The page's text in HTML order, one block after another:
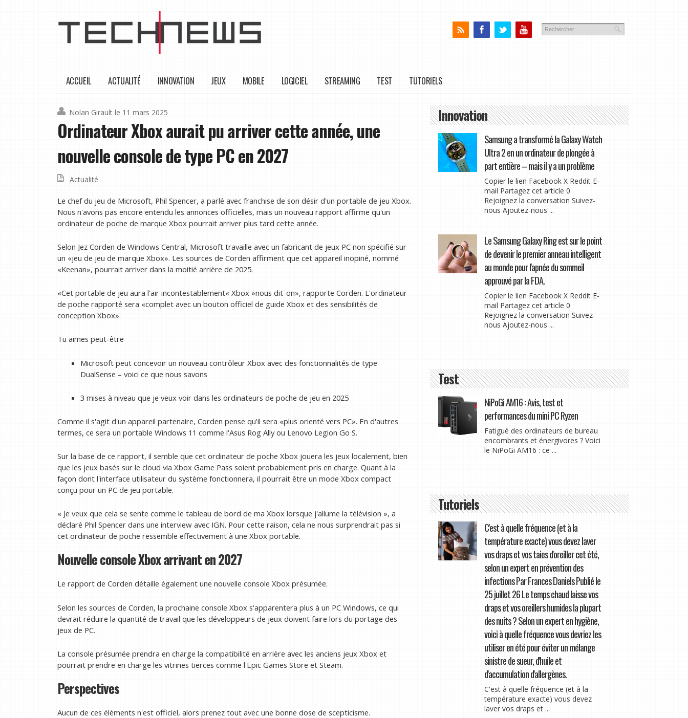
ACCUEIL ACTUALITÉ INNOVATION JEUX MOBILE LOGICIEL STREAMING TEST TUTORIELS
Nolan Girault le 11 mars 2025
Ordinateur Xbox aurait pu arriver cette année, une
nouvelle console de type PC en 2027
Actualité
Le chef du jeu de Microsoft, Phil Spencer, a parlé avec franchise de son désir d'un portable de jeu Xbox.
Nous n'avons pas encore entendu les annonces officielles, mais un nouveau rapport affirme qu'un
ordinateur de poche de marque Xbox pourrait arriver plus tard cette année.
Selon Jez Corden de Windows Central, Microsoft travaille avec un fabricant de jeux PC non spécifié sur
un «jeu de jeu de marque Xbox». Les sources de Corden affirment que cet appareil inopiné, nommé
«Keenan», pourrait arriver dans la moitié arrière de 2025.
«Cet portable de jeu aura l'air incontestablement« Xbox »nous dit-on», rapporte Corden. L'ordinateur
de poche rapporté sera «complet avec un bouton officiel de guide Xbox et des sensibilités de
conception Xbox».
Tu aimes peut-être
Microsoft peut concevoir un nouveau contrôleur Xbox avec des fonctionnalités de type
DualSense – voici ce que nous savons
3 mises à niveau que je veux voir dans les ordinateurs de poche de jeu en 2025
Comme il s'agit d'un appareil partenaire, Corden pense qu'il sera «plus orienté vers PC». En d'autres
termes, ce sera un portable Windows 11 comme l'Asus Rog Ally ou Lenovo Legion Go S.
Sur la base de ce rapport, il semble que cet ordinateur de poche Xbox jouera les jeux localement, bien
que les jeux basés sur le cloud via Xbox Game Pass soient probablement pris en charge. Quant à la
façon dont l'interface utilisateur du système fonctionnera, il pourrait être un mode Xbox compact
conçu pour un PC de jeu portable.
« Je veux que cela se sente comme le tableau de bord de ma Xbox lorsque j'allume la télévision », a
déclaré Phil Spencer dans une interview avec IGN. Pour cette raison, cela ne nous surprendrait pas si
cet ordinateur de poche ressemble effectivement à une Xbox portable.
Nouvelle console Xbox arrivant en 2027
Le rapport de Corden détaille également une nouvelle console Xbox présumée.
Selon les sources de Corden, la prochaine console Xbox s'apparentera plus à un PC Windows, ce qui
devrait réduire la quantité de travail que les développeurs de jeux doivent faire lors du portage des
jeux de PC.
La console présumée prendra en charge la compatibilité en arrière avec les anciens jeux Xbox et
pourrait prendre en charge les vitrines tierces comme l'Epic Games Store et Steam.
Perspectives
Aucun de ces éléments n'est officiel, alors prenez tout avec une bonne dose de scepticisme.
Innovation
Samsung a transformé la Galaxy Watch
Ultra 2 en un ordinateur de plongée à
part entière – mais il y a un problème
Copier le lien Facebook X Reddit E-
mail Partagez cet article 0
Rejoignez la conversation Suivez-
nous Ajoutez-nous ...
Le Samsung Galaxy Ring est sur le point
de devenir le premier anneau intelligent
au monde pour l'apnée du sommeil
approuvé par la FDA.
Copier le lien Facebook X Reddit E-
mail Partagez cet article 0
Rejoignez la conversation Suivez-
nous Ajoutez-nous ...
Test
NiPoGi AM16 : Avis, test et
performances du mini PC Ryzen
Fatigué des ordinateurs de bureau
encombrants et énergivores ? Voici
le NiPoGi AM16 : ce ...
Tutoriels
C'est à quelle fréquence (et à la
température exacte) vous devez laver
vos draps et vos taies d'oreiller cet été,
selon un expert en prévention des
infections Par Frances Daniels Publié le
25 juillet 26 Le temps chaud laisse vos
draps et vos oreillers humides la plupart
des nuits ? Selon un expert en hygiène,
voici à quelle fréquence vous devriez les
utiliser en été pour éviter un mélange
sinistre de sueur, d'huile et
d'accumulation d'allergènes.
C'est à quelle fréquence (et à la
température exacte) vous devez
laver vos draps et ...